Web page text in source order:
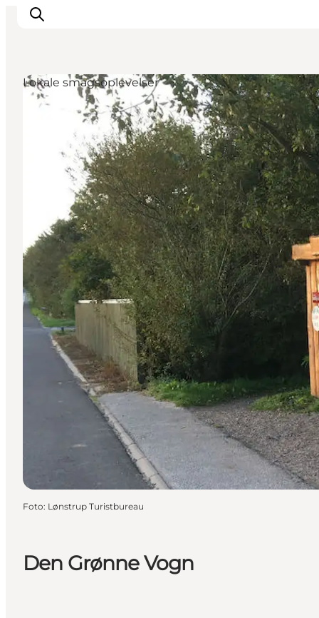
Feriesteder
Inspiration
Handicapvenlig ferie
Events
Overnatning
Planlæg din ferie
Den Grønne Vogn
Lokale smagsoplevelser
Foto: Lønstrup Turistbureau